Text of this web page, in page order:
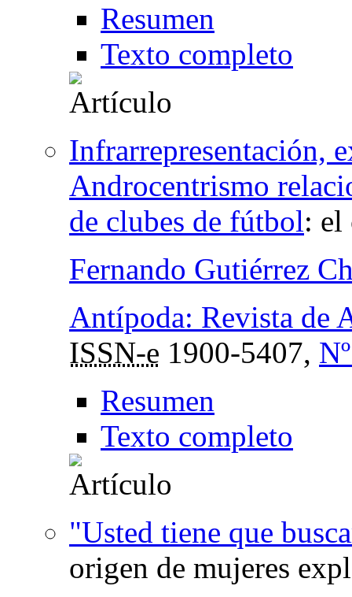
Resumen
Texto completo
Infrarrepresentación,
Androcentrismo
de clubes de fútbol: el
Fernando Gutiérrez
Antípoda: Revista de
ISSN-e 1900-5407,
Resumen
Texto completo
"Usted tiene que
origen de mujeres